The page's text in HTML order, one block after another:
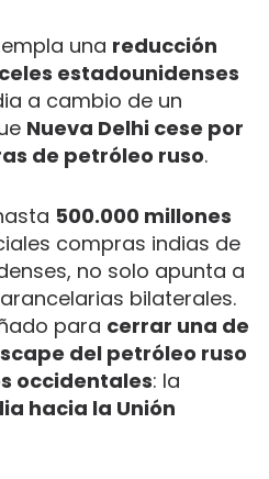
una reducción
estadounidenses
a cambio de un
Nueva Delhi cese por
de petróleo ruso.
500.000 millones
compras indias de
no solo apunta a
bilaterales.
para cerrar una de
del petróleo ruso
occidentales: la
hacia la Unión